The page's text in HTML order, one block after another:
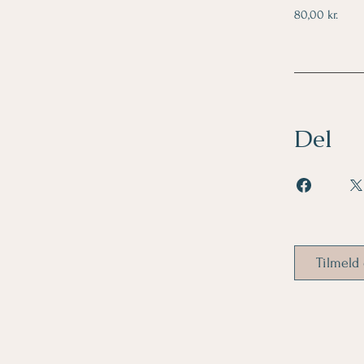
80,00 kr.
Del
Tilmeld